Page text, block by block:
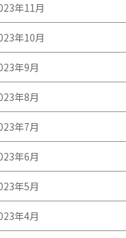
年11月
年10月
年9月
年8月
年7月
年6月
年5月
年4月